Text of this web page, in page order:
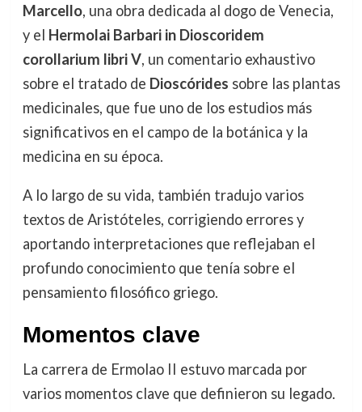
Marcello, una obra dedicada al dogo de Venecia,
y el Hermolai Barbari in Dioscoridem
corollarium libri V, un comentario exhaustivo
sobre el tratado de Dioscórides sobre las plantas
medicinales, que fue uno de los estudios más
significativos en el campo de la botánica y la
medicina en su época.
A lo largo de su vida, también tradujo varios
textos de Aristóteles, corrigiendo errores y
aportando interpretaciones que reflejaban el
profundo conocimiento que tenía sobre el
pensamiento filosófico griego.
Momentos clave
La carrera de Ermolao II estuvo marcada por
varios momentos clave que definieron su legado.